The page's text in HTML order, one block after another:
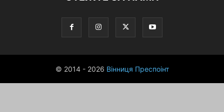
© 2014 - 2026 Вінниця Преспоінт